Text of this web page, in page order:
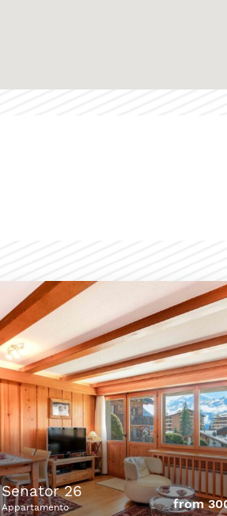
senator 26
appartamento from